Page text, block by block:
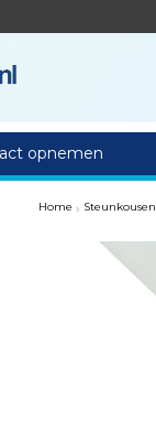
opnemen
Home › Steunkousen